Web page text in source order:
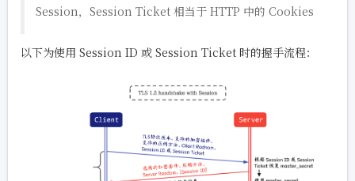
Session，Session Ticket 相当于 HTTP 中的 Cookies
以下为使用 Session ID 或 Session Ticket 时的握手流程：